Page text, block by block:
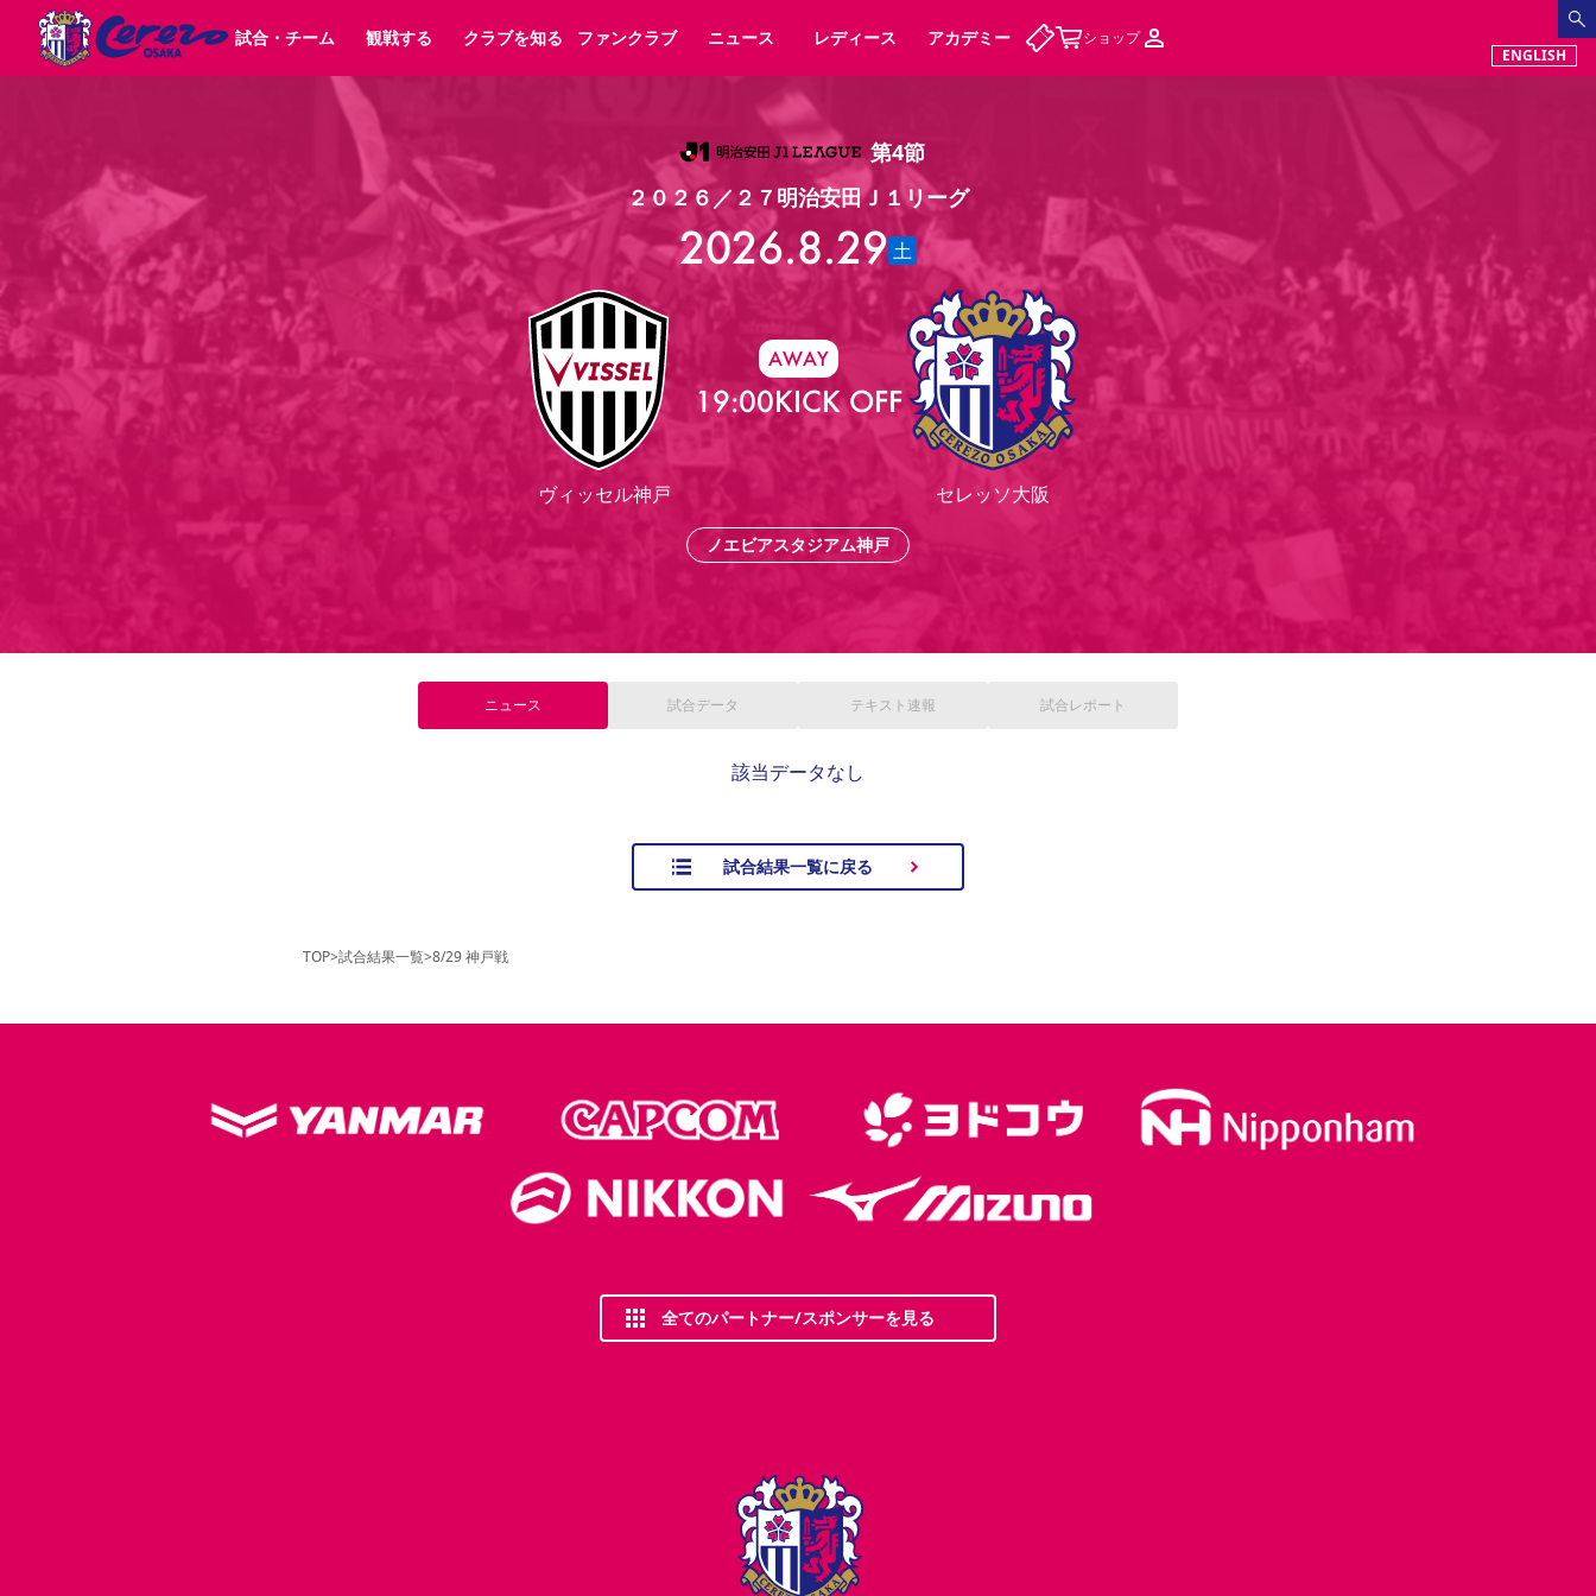
試合・チーム
選手・スタッフ アクセス レディース アカデミー
ハナサカプレーヤー
歴代所属選手
観戦する
価格・席種 購入方法 法人シーズンシート 福祉サービス
譲渡サービス リセールサービス
初めて観戦ガイド グルメ マッチデープログラム
観戦マナー&ルール
ビジターサポーター観戦ガイド
YANMAR HANASAKA STADIUM アウェイツアー
クラブを知る
求人情報
パートナー企業募集中 セレッソ大阪VISAカード サポートスタッフ セレッソアイデアちょうだいな
応援商店街
Lise（ライセンスビジネス）
サステナビリティポリシー インパクトレポート 活動レポート SPORT POSITIVE LEAGUES
取り組み実績
スポーツクラブ
セレッソフットサルパーク長居 セレッソスポーツパーク舞洲
子供のサッカースクール
ファンクラブ
まいセレチケット 会員規定 婚姻届・出生届・命名書
ニュース
イベント ファンクラブ パートナー スポーツクラブ メディア
レディース アカデミー
ショップ
ENGLISH
第4節
２０２６／２７明治安田Ｊ１リーグ
2026.8.29 土
ヴィッセル神戸
AWAY
19:00KICK OFF
セレッソ大阪
ノエビアスタジアム神戸
ニュース 試合データ テキスト 速報 試合レポート
該当データなし
試合結果一覧に戻る
TOP>試合結果一覧>8/29 神戸戦
全てのパートナー/スポンサーを見る